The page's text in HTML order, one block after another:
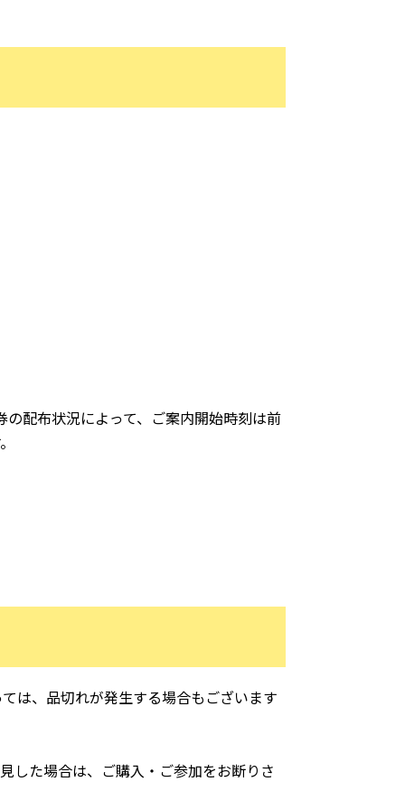
配布状況によって、ご案内開始時刻は前
は、品切れが発生する場合もございます
した場合は、ご購入・ご参加をお断りさ